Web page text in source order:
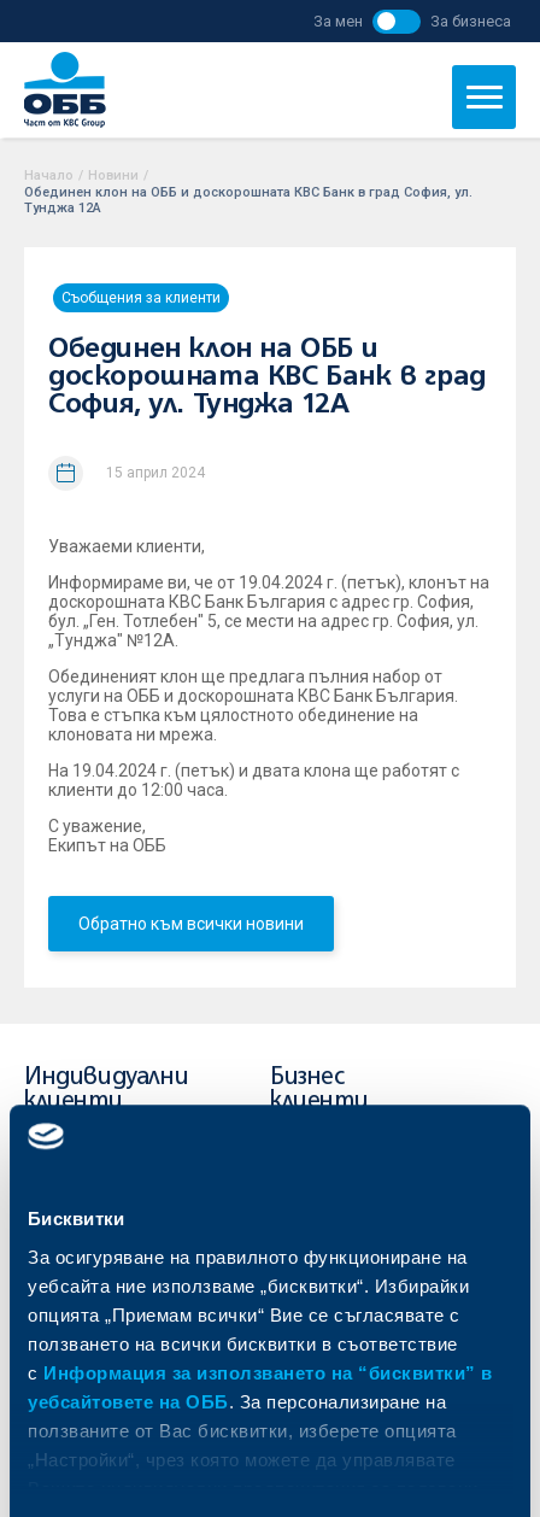
Бисквитки
За осигуряване на правилното функциониране на
уебсайта ние използваме „бисквитки“. Избирайки
опцията „Приемам всички“ Вие се съгласявате с
ползването на всички бисквитки в съответствие
с Информация за използването на “бисквитки” в
уебсайтовете на ОББ. За персонализиране на
ползваните от Вас бисквитки, изберете опцията
„Настройки“, чрез която можете да управлявате
За мен За бизнеса
Начало / Новини /
Обединен клон на ОББ и доскорошната КBC Банк в град София, ул.
Тунджа 12А
Съобщения за клиенти
Обединен клон на ОББ и
доскорошната КBC Банк в град
София, ул. Тунджа 12А
15 април 2024
Уважаеми клиенти,
Информираме ви, че от 19.04.2024 г. (петък), клонът на
доскорошната КВС Банк България с адрес гр. София,
бул. „Ген. Тотлебен" 5, се мести на адрес гр. София, ул.
„Тунджа" №12А.
Обединеният клон ще предлага пълния набор от
услуги на ОББ и доскорошната КВС Банк България.
Това е стъпка към цялостното обединение на
клоновата ни мрежа.
На 19.04.2024 г. (петък) и двата клона ще работят с
клиенти до 12:00 часа.
С уважение,
Екипът на ОББ
Обратно към всички новини
Индивидуални
клиенти
Кредити
Частно банкиране
Застраховки
Актуализация на клиентски данни
Бизнес
клиенти
Пазари, инвестиционно банкиране
и попечителски услуги
Факторинг
Кредити за собственици на фирми
Финансови институции и суверени
За ОББ Групата на KBC